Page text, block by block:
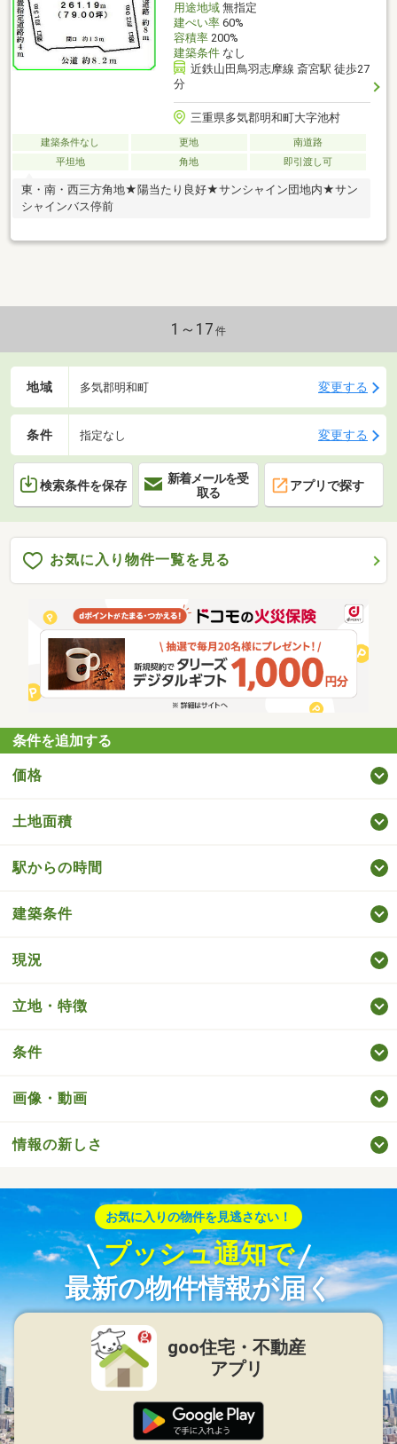
用途地域無指定
建ぺい率60%
容積率200%
建築条件なし
近鉄山田鳥羽志摩線 斎宮駅 徒歩27
分
三重県多気郡明和町大字池村
建築条件なし 更地
南道路
平坦地
角地 即引渡し可
東・南・西三方角地★陽当たり良好★サンシャイン団地内★サン
シャインバス停前
1～17 件
地域 多気郡明和町 変更する
条件 指定なし 変更する
検索条件を保存
新着メールを受
取る
アプリで探す
お気に入り物件一覧を見る
条件を追加する
価格
土地面積
駅からの時間
建築条件
現況
立地・特徴
条件
画像・動画
情報の新しさ
お気に入りの物件を見逃さない！
プッシュ通知で
最新の物件情報が届く
goo住宅・不動産
アプリ